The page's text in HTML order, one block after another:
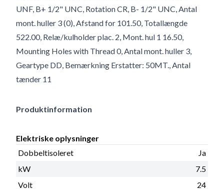
UNF, B+ 1/2" UNC, Rotation CR, B- 1/2" UNC, Antal
mont. huller 3 (0), Afstand for 101.50, Totallængde
522.00, Relæ/kulholder plac. 2, Mont. hul 1 16.50,
Mounting Holes with Thread 0, Antal mont. huller 3,
Geartype DD, Bemærkning Erstatter: 50MT., Antal
tænder 11
Produktinformation
Elektriske oplysninger
Dobbeltisoleret
Ja
kW
7.5
Volt
24